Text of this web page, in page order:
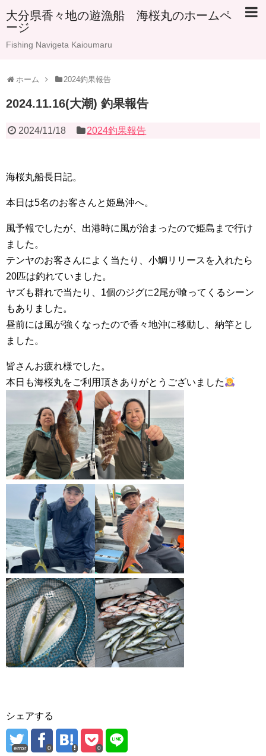
大分県香々地の遊漁船 海桜丸のホームペ
ージ
Fishing Navigeta Kaioumaru
ホーム 2024釣果報告
2024.11.16(大潮) 釣果報告
2024/11/18 2024釣果報告
海桜丸船長日記。
本日は5名のお客さんと姫島沖へ。
風予報でしたが、出港時に風が治まったので姫島まで行け
ました。
テンヤのお客さんによく当たり、小鯛リリースを入れたら
20匹は釣れていました。
ヤズも群れで当たり、1個のジグに2尾が喰ってくるシーン
もありました。
昼前には風が強くなったので香々地沖に移動し、納竿とし
ました。
皆さんお疲れ様でした。
本日も海桜丸をご利用頂きありがとうございました
シェアする
error 0 0